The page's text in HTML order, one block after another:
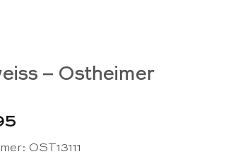
– Ostheimer
OST13111